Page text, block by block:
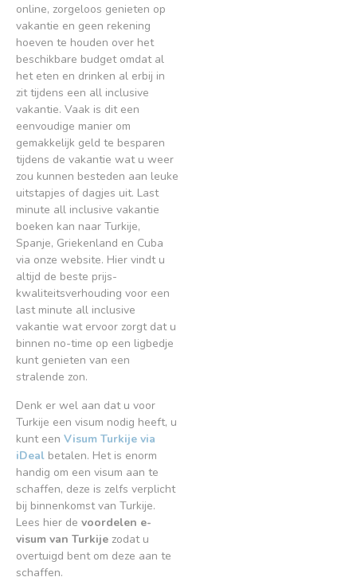
online, zorgeloos genieten op
vakantie en geen rekening
hoeven te houden over het
beschikbare budget omdat al
het eten en drinken al erbij in
zit tijdens een all inclusive
vakantie. Vaak is dit een
eenvoudige manier om
gemakkelijk geld te besparen
tijdens de vakantie wat u weer
zou kunnen besteden aan leuke
uitstapjes of dagjes uit. Last
minute all inclusive vakantie
boeken kan naar Turkije,
Spanje, Griekenland en Cuba
via onze website. Hier vindt u
altijd de beste prijs-
kwaliteitsverhouding voor een
last minute all inclusive
vakantie wat ervoor zorgt dat u
binnen no-time op een ligbedje
kunt genieten van een
stralende zon.
Denk er wel aan dat u voor
Turkije een visum nodig heeft, u
kunt een Visum Turkije via
iDeal betalen. Het is enorm
handig om een visum aan te
schaffen, deze is zelfs verplicht
bij binnenkomst van Turkije.
Lees hier de voordelen e-
visum van Turkije zodat u
overtuigd bent om deze aan te
schaffen.